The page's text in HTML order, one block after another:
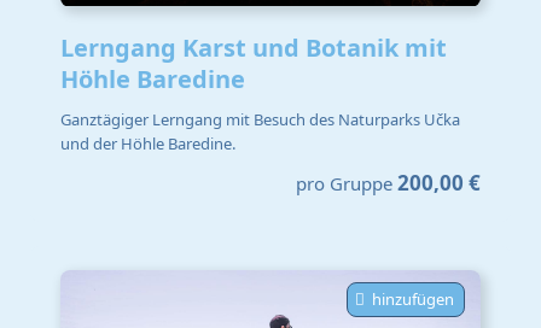
Lerngang Karst und Botanik mit
Höhle Baredine
Ganztägiger Lerngang mit Besuch des Naturparks Učka
und der Höhle Baredine.
pro Gruppe 200,00 €
hinzufügen